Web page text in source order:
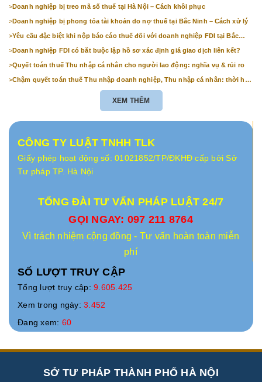
>Doanh nghiệp bị treo mã số thuế tại Hà Nội – Cách khôi phục
>Doanh nghiệp bị phong tỏa tài khoản do nợ thuế tại Bắc Ninh – Cách xử lý
>Yêu cầu đặc biệt khi nộp báo cáo thuế đối với doanh nghiệp FDI tại Bắc
>Doanh nghiệp FDI có bắt buộc lập hồ sơ xác định giá giao dịch liên kết?
>Quyết toán thuế Thu nhập cá nhân cho người lao động: nghĩa vụ & rủi ro
>Chậm quyết toán thuế Thu nhập doanh nghiệp, Thu nhập cá nhân: thời hạn
XEM THÊM
CÔNG TY LUẬT TNHH TLK
Giấy phép hoạt động số: 01021852/TP/ĐKHĐ cấp bởi Sở
Tư pháp TP. Hà Nội
TỔNG ĐÀI TƯ VẤN PHÁP LUẬT 24/7
GỌI NGAY: 097 211 8764
Vì trách nhiệm cộng đồng - Tư vấn hoàn toàn miễn
phí
SỐ LƯỢT TRUY CẬP
Tổng lượt truy cập: 9.605.425
Xem trong ngày: 3.452
Đang xem: 60
SỞ TƯ PHÁP THÀNH PHỐ HÀ NỘI